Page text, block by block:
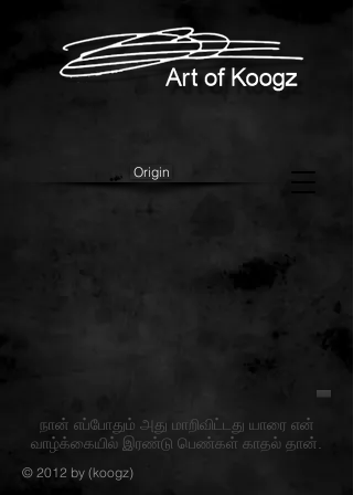
Origin
நான் எப்போதும் அது மாறிவிட்டது யாரை என்
வாழ்க்கையில் இரண்டு பெண்கள் காதல் தான்.
© 2012 by (koogz)